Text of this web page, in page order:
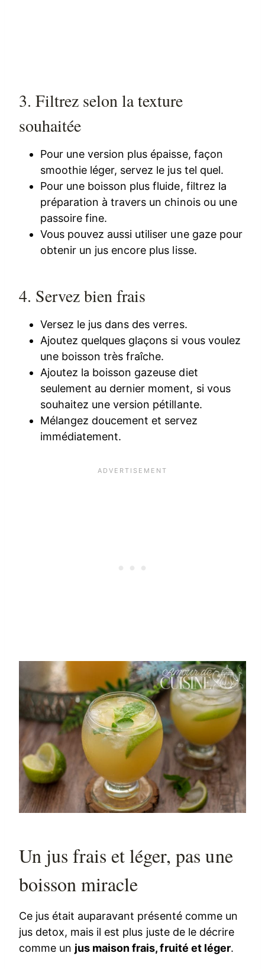
3. Filtrez selon la texture
souhaitée
Pour une version plus épaisse, façon
smoothie léger, servez le jus tel quel.
Pour une boisson plus fluide, filtrez la
préparation à travers un chinois ou une
passoire fine.
Vous pouvez aussi utiliser une gaze pour
obtenir un jus encore plus lisse.
4. Servez bien frais
Versez le jus dans des verres.
Ajoutez quelques glaçons si vous voulez
une boisson très fraîche.
Ajoutez la boisson gazeuse diet
seulement au dernier moment, si vous
souhaitez une version pétillante.
Mélangez doucement et servez
immédiatement.
Un jus frais et léger, pas une
boisson miracle
Ce jus était auparavant présenté comme un
jus detox, mais il est plus juste de le décrire
comme un jus maison frais, fruité et léger.